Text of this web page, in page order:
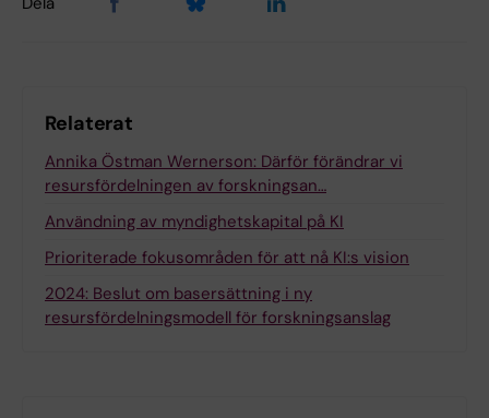
Relaterat
Annika Östman Wernerson: Därför förändrar vi
resursfördelningen av forskningsan…
Användning av myndighetskapital på KI
Prioriterade fokusområden för att nå KI:s vision
2024: Beslut om basersättning i ny
resursfördelningsmodell för forskningsanslag